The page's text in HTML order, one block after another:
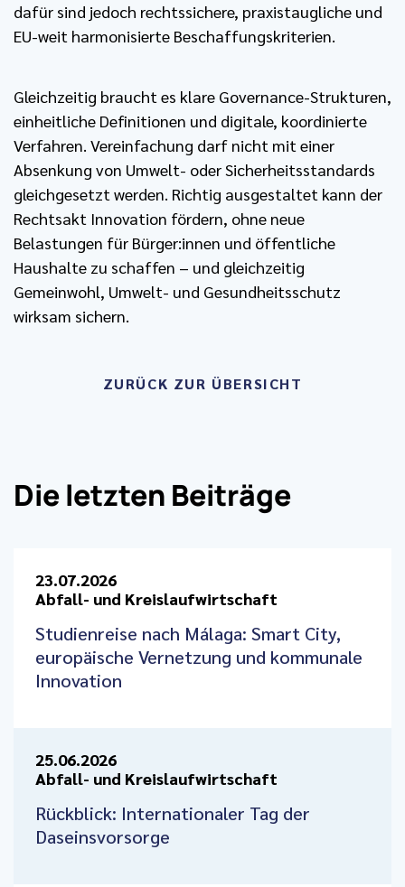
dafür sind jedoch rechtssichere, praxistaugliche und
EU-weit harmonisierte Beschaffungskriterien.
Gleichzeitig braucht es klare Governance-Strukturen,
einheitliche Definitionen und digitale, koordinierte
Verfahren. Vereinfachung darf nicht mit einer
Absenkung von Umwelt- oder Sicherheitsstandards
gleichgesetzt werden. Richtig ausgestaltet kann der
Rechtsakt Innovation fördern, ohne neue
Belastungen für Bürger:innen und öffentliche
Haushalte zu schaffen – und gleichzeitig
Gemeinwohl, Umwelt- und Gesundheitsschutz
wirksam sichern.
ZURÜCK ZUR ÜBERSICHT
Die letzten Beiträge
23.07.2026
Abfall- und Kreislaufwirtschaft
Studienreise nach Málaga: Smart City,
europäische Vernetzung und kommunale
Innovation
25.06.2026
Abfall- und Kreislaufwirtschaft
Rückblick: Internationaler Tag der
Daseinsvorsorge